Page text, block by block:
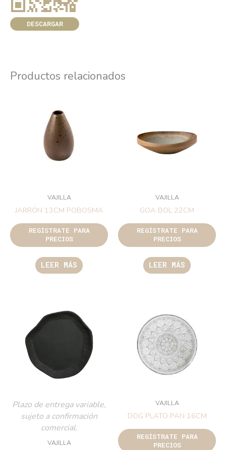
DESCARGAR
Productos relacionados
VAJILLA
JARRON 13CM POBOSMA
REGÍSTRATE PARA
PRECIOS
LEER MÁS
VAJILLA
GOA BOL 22CM
REGÍSTRATE PARA
PRECIOS
LEER MÁS
Plazo de entrega variable,
sujeto a confirmación
comercial.
VAJILLA
VAJILLA
DOG PLATO PAN 16CM
REGÍSTRATE PARA
PRECIOS